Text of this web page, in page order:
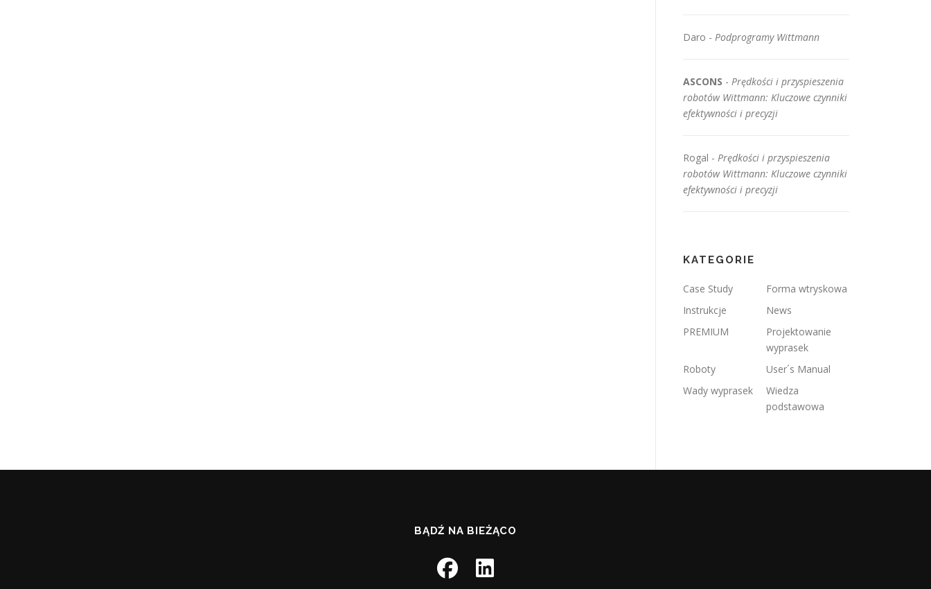
Daro - Podprogramy Wittmann
ASCONS - Prędkości i przyspieszenia
robotów Wittmann: Kluczowe czynniki
efektywności i precyzji
Rogal - Prędkości i przyspieszenia
robotów Wittmann: Kluczowe czynniki
efektywności i precyzji
KATEGORIE
Case Study
Forma wtryskowa
Instrukcje
News
PREMIUM
Projektowanie
wyprasek
Roboty
User´s Manual
Wady wyprasek
Wiedza
podstawowa
BĄDŹ NA BIEŻĄCO